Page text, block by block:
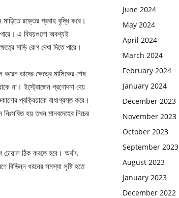
রক্তের প্রবাহ বৃদ্ধি করে।
পারে। এ বিষয়গুলো অবশ্যই
মাড়ি রোগ দেখা দিতে পারে।
তাদের ক্ষেত্রে মাসিকের শেষ
না। ইস্ট্রোজেন প্রণোদনা দেয়
প্রক্রিয়াকে বাধাগ্রস্ত করে।
হয় তখন মানবদেহের নিচের
চোয়াল ঠিক করতে হবে। অর্থাৎ
বিভিন্ন ধরনের সমস্যা সৃষ্টি হতে
June 2024
May 2024
April 2024
March 2024
February 2024
January 2024
December 2023
November 2023
October 2023
September 2023
August 2023
January 2023
December 2022